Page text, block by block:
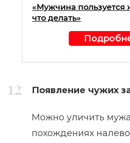
«Мужчина
что делать»
Появление чужих
Можно уличить
похождениях